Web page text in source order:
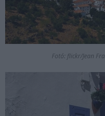
Fotó: flickr/Jean